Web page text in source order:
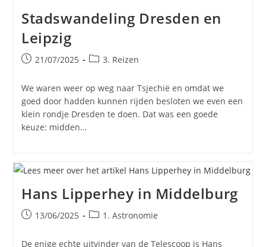
Stadswandeling Dresden en
Leipzig
Bericht
op:
21/07/2025 Berichtcategorie:
3. Reizen
We waren weer op weg naar Tsjechië en omdat we
goed door hadden kunnen rijden besloten we even een
klein rondje Dresden te doen. Dat was een goede
keuze: midden…
Hans Lipperhey in Middelburg
Bericht
op:
13/06/2025 Berichtcategorie:
1. Astronomie
De enige echte uitvinder van de Telescoop is Hans